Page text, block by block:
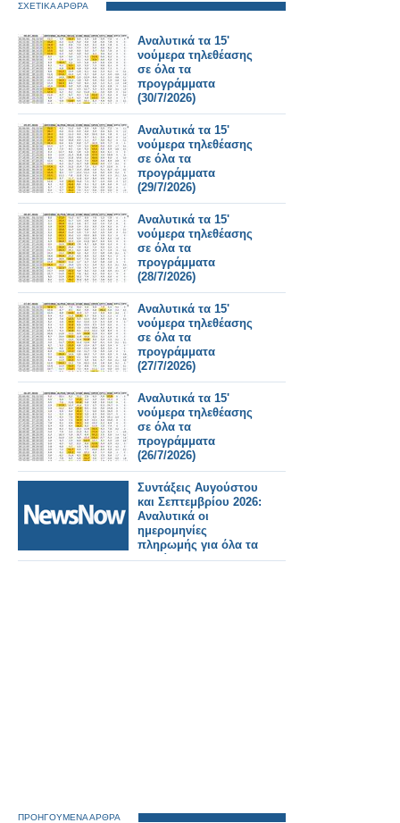
ΣΧΕΤΙΚΑ ΑΡΘΡΑ
Αναλυτικά τα 15'
νούμερα τηλεθέασης
σε όλα τα
προγράμματα
(30/7/2026)
Αναλυτικά τα 15'
νούμερα τηλεθέασης
σε όλα τα
προγράμματα
(29/7/2026)
Αναλυτικά τα 15'
νούμερα τηλεθέασης
σε όλα τα
προγράμματα
(28/7/2026)
Αναλυτικά τα 15'
νούμερα τηλεθέασης
σε όλα τα
προγράμματα
(27/7/2026)
Αναλυτικά τα 15'
νούμερα τηλεθέασης
σε όλα τα
προγράμματα
(26/7/2026)
Συντάξεις Αυγούστου
και Σεπτεμβρίου 2026:
Αναλυτικά οι
ημερομηνίες
πληρωμής για όλα τα
Ταμεία.
ΠΡΟΗΓΟΥΜΕΝΑ ΑΡΘΡΑ